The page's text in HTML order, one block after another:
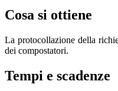
Cosa si ottiene
La protocollazione della
dei compostatori.
Tempi e scadenze